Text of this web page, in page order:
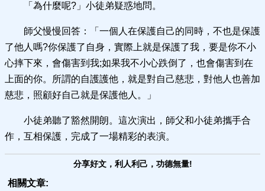
「為什麼呢?」小徒弟疑惑地問。
師父慢慢回答：「一個人在保護自己的同時，不也是保護
了他人嗎?你保護了自身，實際上就是保護了我，要是你不小
心摔下來，會傷害到我;如果我不小心跌倒了，也會傷害到在
上面的你。所謂的自護護他，就是對自己慈悲，對他人也善加
慈悲，照顧好自己就是保護他人。」
小徒弟聽了豁然開朗。這次演出，師父和小徒弟攜手合
作，互相保護，完成了一場精彩的表演。
分享好文，利人利己，功德無量!
相關文章: